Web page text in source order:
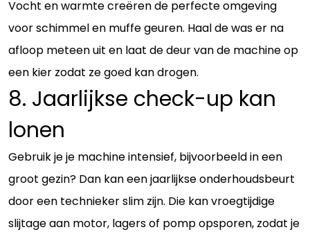
Vocht en warmte creëren de perfecte omgeving
voor schimmel en muffe geuren. Haal de was er na
afloop meteen uit en laat de deur van de machine op
een kier zodat ze goed kan drogen.
8. Jaarlijkse check-up kan
lonen
Gebruik je je machine intensief, bijvoorbeeld in een
groot gezin? Dan kan een jaarlijkse onderhoudsbeurt
door een technieker slim zijn. Die kan vroegtijdige
slijtage aan motor, lagers of pomp opsporen, zodat je